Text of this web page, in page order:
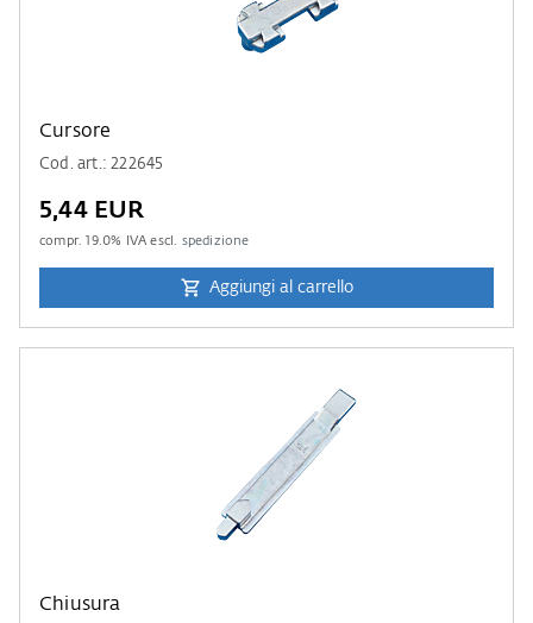
Cursore
Cod. art.: 222645
5,44 EUR
compr.19.0% IVA escl. spedizione
Aggiungi al carrello
Chiusura